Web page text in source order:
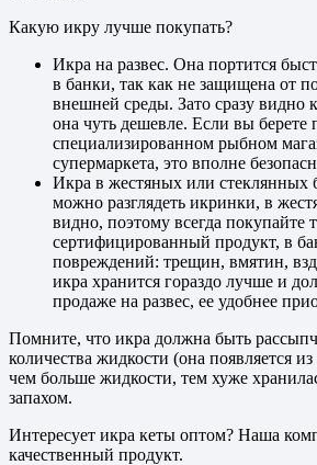
Какую икру лучше покупать?
Икра на развес. Она портится
в банки, так как не защищена от
внешней среды. Зато сразу видно
она чуть дешевле. Если вы берете
специализированном рыбном
супермаркета, это вполне
Икра в жестяных или стеклянных
можно разглядеть икринки, в
видно, поэтому всегда покупайте
сертифицированный продукт, в
повреждений: трещин, вмятин,
икра хранится гораздо лучше и
продаже на развес, ее удобнее
Помните, что икра должна быть
количества жидкости (она появляется
чем больше жидкости, тем хуже
запахом.
Интересует икра кеты оптом? Наша
качественный продукт.